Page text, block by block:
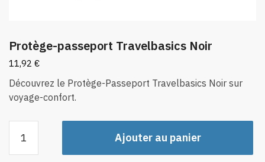
Protège-passeport Travelbasics Noir
11,92 €
Découvrez le Protège-Passeport Travelbasics Noir sur
voyage-confort.
Protège-
Ajouter au panier